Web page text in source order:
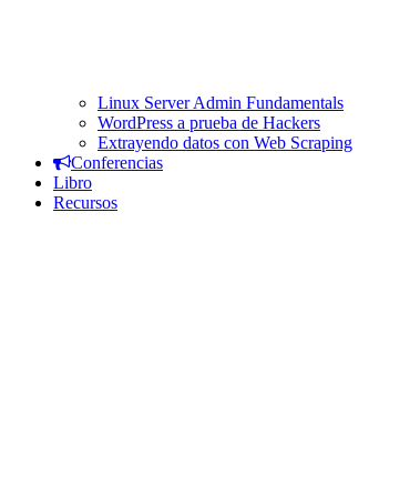
Linux Server Admin Fundamentals
WordPress a prueba de Hackers
Extrayendo datos con Web Scraping
Conferencias
Libro
Recursos